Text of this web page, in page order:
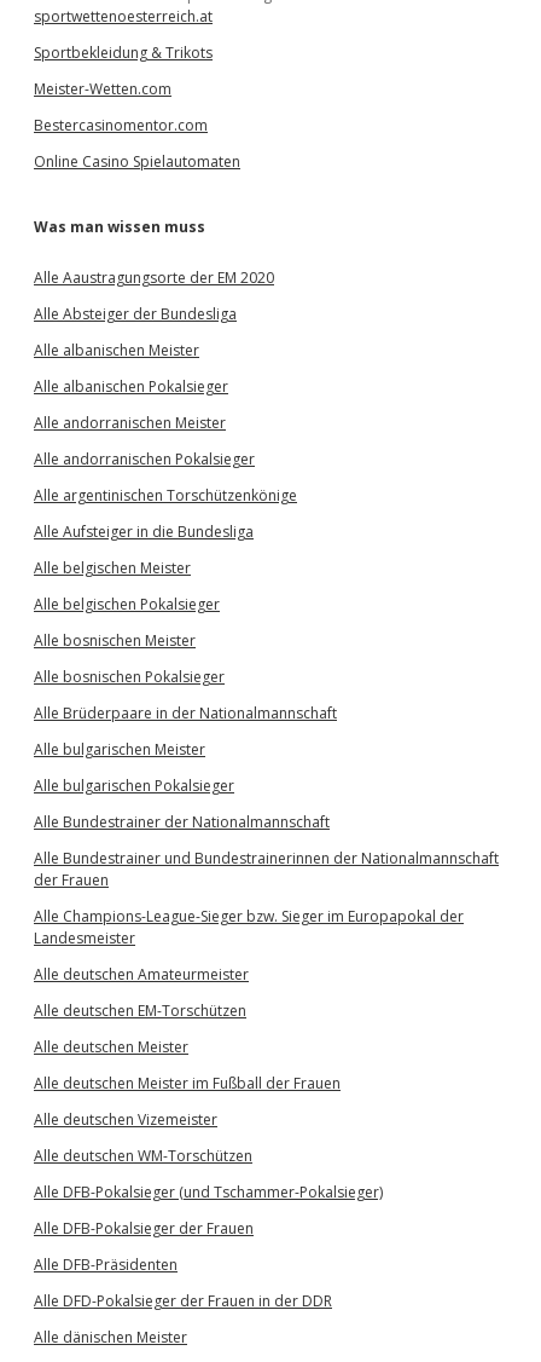
sportwettenoesterreich.at
Sportbekleidung & Trikots
Meister-Wetten.com
Bestercasinomentor.com
Online Casino Spielautomaten
Was man wissen muss
Alle Aaustragungsorte der EM 2020
Alle Absteiger der Bundesliga
Alle albanischen Meister
Alle albanischen Pokalsieger
Alle andorranischen Meister
Alle andorranischen Pokalsieger
Alle argentinischen Torschützenkönige
Alle Aufsteiger in die Bundesliga
Alle belgischen Meister
Alle belgischen Pokalsieger
Alle bosnischen Meister
Alle bosnischen Pokalsieger
Alle Brüderpaare in der Nationalmannschaft
Alle bulgarischen Meister
Alle bulgarischen Pokalsieger
Alle Bundestrainer der Nationalmannschaft
Alle Bundestrainer und Bundestrainerinnen der Nationalmannschaft
der Frauen
Alle Champions-League-Sieger bzw. Sieger im Europapokal der
Landesmeister
Alle deutschen Amateurmeister
Alle deutschen EM-Torschützen
Alle deutschen Meister
Alle deutschen Meister im Fußball der Frauen
Alle deutschen Vizemeister
Alle deutschen WM-Torschützen
Alle DFB-Pokalsieger (und Tschammer-Pokalsieger)
Alle DFB-Pokalsieger der Frauen
Alle DFB-Präsidenten
Alle DFD-Pokalsieger der Frauen in der DDR
Alle dänischen Meister